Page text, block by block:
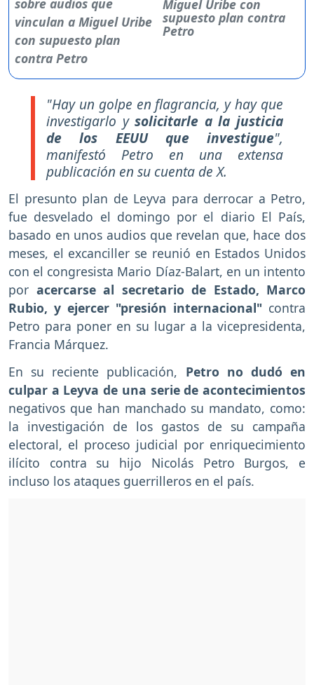
Miguel Uribe con
supuesto plan contra
Petro
"Hay un golpe en flagrancia, y hay que
investigarlo ysolicitarle a la justicia
de los EEUU que investigue",
manifestó Petro en una extensa
publicación en su cuenta de X.
El presunto plan de Leyva para derrocar a Petro,
fue desvelado el domingo por el diario El País,
basado en unos audios que revelan que, hace dos
meses, el excanciller se reunió en Estados Unidos
con el congresista Mario Díaz-Balart, en un intento
por acercarse al secretario de Estado, Marco
Rubio, y ejercer "presión internacional" contra
Petro para poner en su lugar a la vicepresidenta,
Francia Márquez.
En su reciente publicación, Petro no dudó en
culpar a Leyva de una serie de acontecimientos
negativos que han manchado su mandato, como:
la investigación de los gastos de su campaña
electoral, el proceso judicial por enriquecimiento
ilícito contra su hijo Nicolás Petro Burgos, e
incluso los ataques guerrilleros en el país.